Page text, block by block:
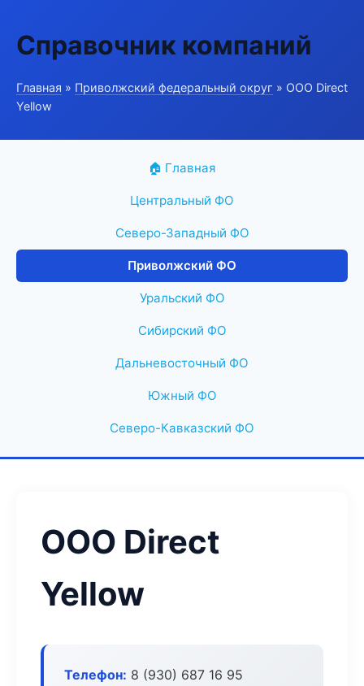
Справочник компаний
Главная » Приволжский федеральный округ » ООО Direct
Yellow
🏠 Главная
Центральный ФО
Северо-Западный ФО
Приволжский ФО
Уральский ФО
Сибирский ФО
Дальневосточный ФО
Южный ФО
Северо-Кавказский ФО
ООО Direct
Yellow
Телефон: 8 (930) 687 16 95